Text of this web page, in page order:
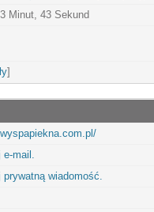
Minut, 43 Sekund
]
e-mail.
prywatną wiadomość.